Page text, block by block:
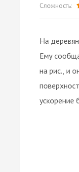
Сложность:
На
Ему
на рис., и
ускорение